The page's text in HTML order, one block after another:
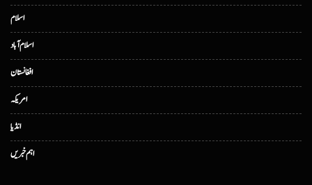
اسلام
اسلام آباد
افغانستان
امریکہ
انڈیا
اہم خبریں